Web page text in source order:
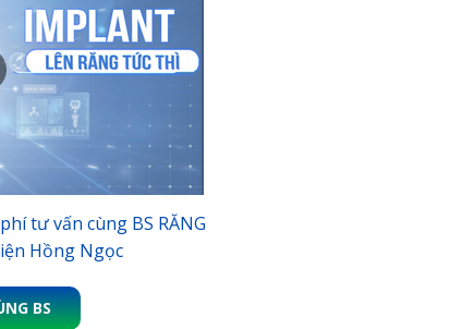
tư vấn cùng BS RĂNG
Hồng Ngọc
BS